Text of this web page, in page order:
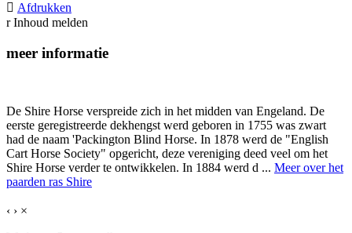
 Afdrukken
r Inhoud melden
meer informatie
De Shire Horse verspreide zich in het midden van Engeland. De
eerste geregistreerde dekhengst werd geboren in 1755 was zwart
had de naam 'Packington Blind Horse. In 1878 werd de "English
Cart Horse Society" opgericht, deze vereniging deed veel om het
Shire Horse verder te ontwikkelen. In 1884 werd d ... Meer over het
paarden ras Shire
‹ › ×